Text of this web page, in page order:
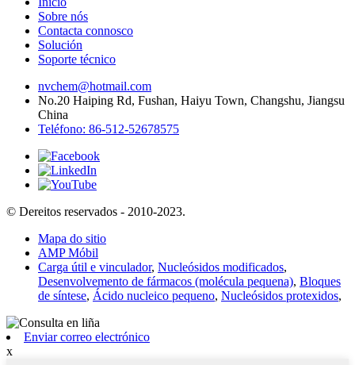
Sobre nós
Contacta connosco
Solución
Soporte técnico
nvchem@hotmail.com
No.20 Haiping Rd, Fushan, Haiyu Town, Changshu, Jiangsu
China
Teléfono: 86-512-52678575
© Dereitos reservados - 2010-2023.
Mapa do sitio
AMP Móbil
Carga útil e vinculador, Nucleósidos modificados,
Desenvolvemento de fármacos (molécula pequena), Bloques
de síntese, Ácido nucleico pequeno, Nucleósidos protexidos,
Enviar correo electrónico
x